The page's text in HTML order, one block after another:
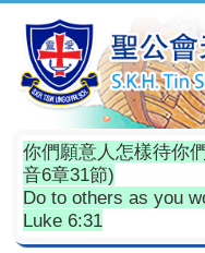
你們願意人怎樣待你
音6章31節)
Do to others as you
Luke 6:31